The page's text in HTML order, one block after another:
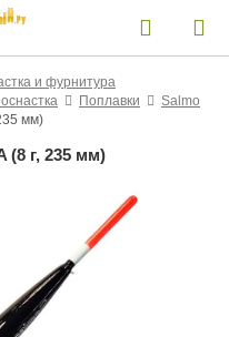
и фурнитура
Поплавки
Salmo
мм)
(8 г, 235 мм)